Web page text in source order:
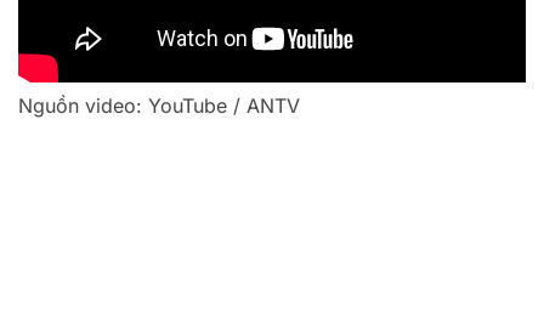
Nguồn video: YouTube / ANTV